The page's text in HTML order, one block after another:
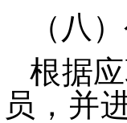
（八
根据
员，并